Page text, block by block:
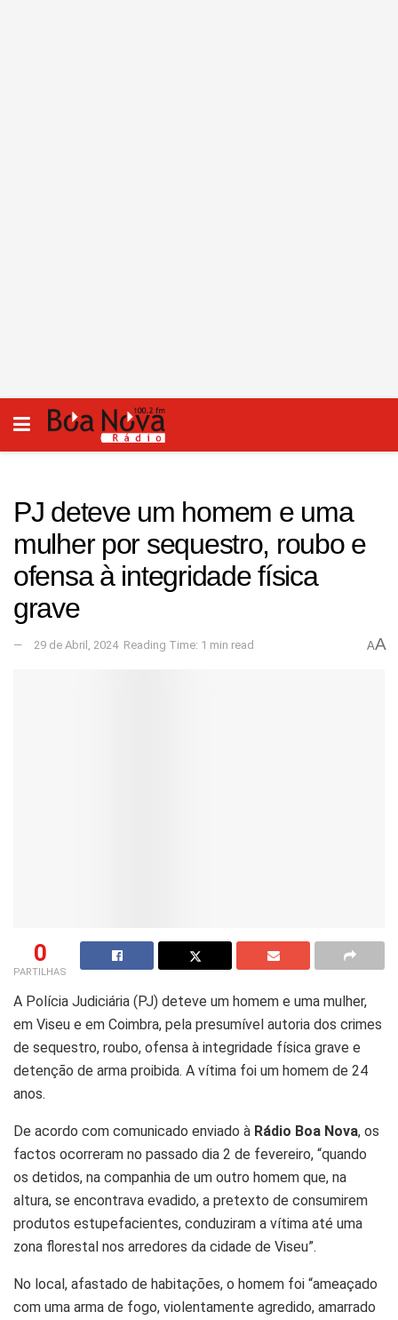
PJ deteve um homem e uma
mulher por sequestro, roubo e
ofensa à integridade física
grave
29 de Abril, 2024 Reading Time: 1 min read AA
0
PARTILHAS
A Polícia Judiciária (PJ) deteve um homem e uma mulher,
em Viseu e em Coimbra, pela presumível autoria dos crimes
de sequestro, roubo, ofensa à integridade física grave e
detenção de arma proibida. A vítima foi um homem de 24
anos.
De acordo com comunicado enviado à Rádio Boa Nova, os
factos ocorreram no passado dia 2 de fevereiro, “quando
os detidos, na companhia de um outro homem que, na
altura, se encontrava evadido, a pretexto de consumirem
produtos estupefacientes, conduziram a vítima até uma
zona florestal nos arredores da cidade de Viseu”.
No local, afastado de habitações, o homem foi “ameaçado
com uma arma de fogo, violentamente agredido, amarrado